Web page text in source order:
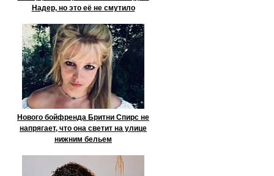
Надер, но это её не смутило
Нового бойфренда Бритни Спирс не
напрягает, что она светит на улице
нижним бельем